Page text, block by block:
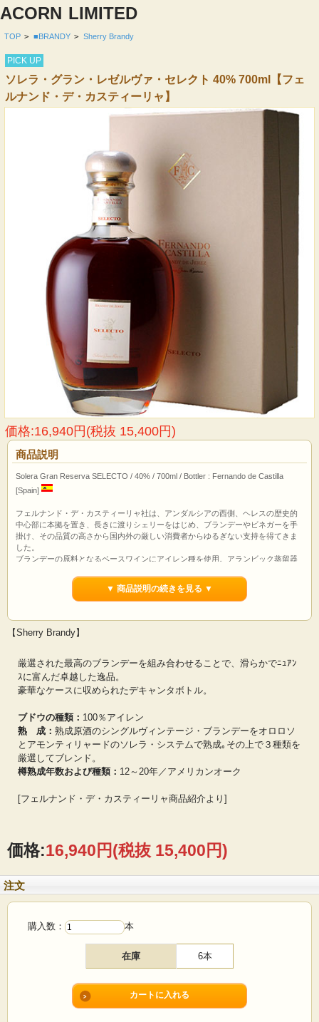
ACORN LIMITED
TOP > ■BRANDY > Sherry Brandy
PICK UP
ソレラ・グラン・レゼルヴァ・セレクト 40% 700ml【フェ
ルナンド・デ・カスティーリャ】
価格:16,940円(税抜 15,400円)
商品説明
Solera Gran Reserva SELECTO / 40% / 700ml / Bottler : Fernando de Castilla
[Spain]
フェルナンド・デ・カスティーリャ社は、アンダルシアの西側、ヘレスの歴史的
中心部に本拠を置き、長きに渡りシェリーをはじめ、ブランデーやビネガーを手
掛け、その品質の高さから国内外の厳しい消費者からゆるぎない支持を得てきま
した。
ブランデーの原料となるベースワインにアイレン種を使用。アランビック蒸留器
スの逸品をどうぞお試しください！
▼ 商品説明の続きを見る ▼
【Sherry Brandy】
厳選された最高のブランデーを組み合わせることで、滑らかでﾆｭｱﾝ
ｽに富んだ卓越した逸品。
豪華なケースに収められたデキャンタボトル。
ブドウの種類： 100％アイレン
熟 成： 熟成原酒のシングルヴィンテージ・ブランデーをオロロソ
とアモンティリャードのソレラ・システムで熟成｡その上で３種類を
厳選してブレンド。
樽熟成年数および種類： 12～20年／アメリカンオーク
[フェルナンド・デ・カスティーリャ商品紹介より]
価格:16,940円(税抜 15,400円)
注文
購入数： 本
在庫 6本